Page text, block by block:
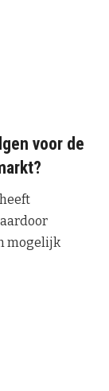
voor de
mogelijk